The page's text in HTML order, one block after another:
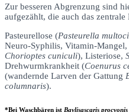
Zur besseren Abgrenzung sind
aufgezählt, die auch das
Pasteurellose (Pasteurella
Neuro-Syphilis, Vitamin-
Chorioptes cuniculi), Listeriose,
Drehwurmkrankheit (Coenurus
(wandernde Larven der Gattung
columnaris).
*Bei Waschbären ist Baylisascaris procyonis